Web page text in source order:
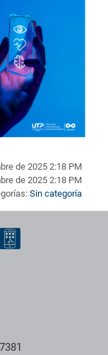
de 2025 2:18 PM
de 2025 2:18 PM
Sin categoría
redes sociales y